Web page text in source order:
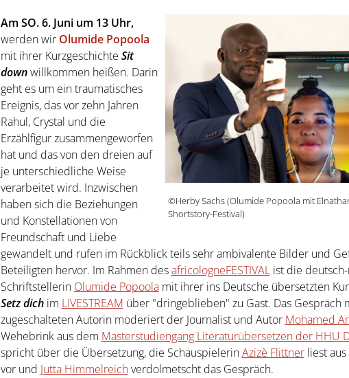
©Herby Sachs (Olumide Popoola mit
Shortstory-Festival)
Am SO. 6. Juni um 13 Uhr,
werden wir Olumide Popoola
mit ihrer Kurzgeschichte Sit
down willkommen heißen. Darin
geht es um ein traumatisches
Ereignis, das vor zehn Jahren
Rahul, Crystal und die
Erzählfigur zusammengeworfen
hat und das von den dreien auf
je unterschiedliche Weise
verarbeitet wird. Inzwischen
haben sich die Beziehungen
und Konstellationen von
Freundschaft und Liebe
gewandelt und rufen im Rückblick teils sehr ambivalente Bilder und
Beteiligten hervor. Im Rahmen desafricologneFESTIVAList die
Schriftstellerin Olumide Popoolamit ihrer ins Deutsche übersetzten
Setz dichim LIVESTREAM über "dringeblieben" zu Gast. Das Gespräch
zugeschalteten Autorin moderiert der Journalist und Autor Mohamed
Wehebrink aus dem Masterstudiengang Literaturübersetzen der HHU
spricht über die Übersetzung, die SchauspielerinAzizè Flittnerliest aus
vor und Jutta Himmelreichverdolmetscht das Gespräch.